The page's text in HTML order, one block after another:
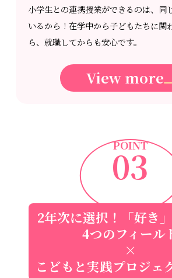
小学生との連携授業ができるのは、同
いるから！在学中から子どもたちに関
ら、就職してからも安心です。
View more
POINT
03
2年次に選択！「好き
4つのフィール
×
こどもと実践プロジェ